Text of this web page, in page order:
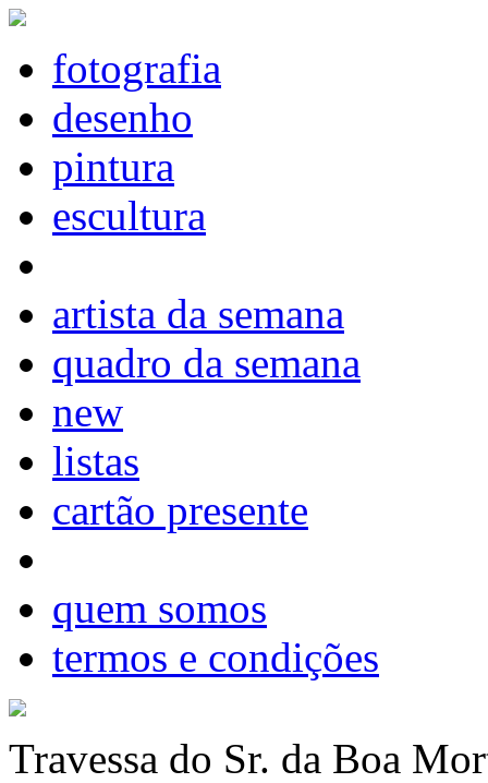
fotografia
desenho
pintura
escultura
artista da semana
quadro da semana
new
listas
cartão presente
quem somos
termos e condições
Travessa do Sr. da Boa